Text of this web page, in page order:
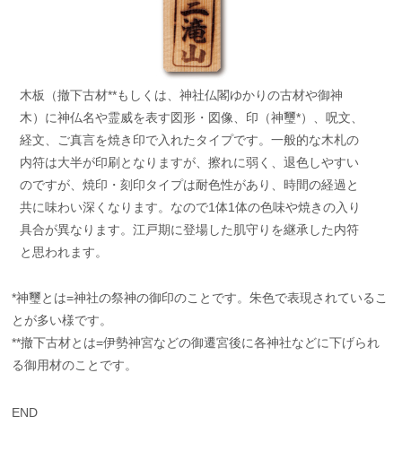
木板（撤下古材**もしくは、神社仏閣ゆかりの古材や御神
木）に神仏名や霊威を表す図形・図像、印（神璽*）、呪文、
経文、ご真言を焼き印で入れたタイプです。一般的な木札の
内符は大半が印刷となりますが、擦れに弱く、退色しやすい
のですが、焼印・刻印タイプは耐色性があり、時間の経過と
共に味わい深くなります。なので1体1体の色味や焼きの入り
具合が異なります。江戸期に登場した肌守りを継承した内符
と思われます。
*神璽とは=神社の祭神の御印のことです。朱色で表現されているこ
とが多い様です。
**撤下古材とは=伊勢神宮などの御遷宮後に各神社などに下げられ
る御用材のことです。
END